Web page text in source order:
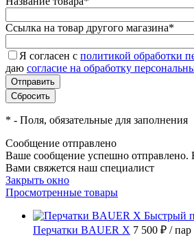
Ссылка на товар другого магазина*
Я согласен с политикой обработки
даю согласие на обработку
* - Поля, обязательные для заполнения
Сообщение отправлено
Ваше сообщение успешно отправлено.
Вами свяжется наш специалист
Закрыть окно
Просмотренные товары
Быстрый
Перчатки BAUER X 7 500 ₽ / пар